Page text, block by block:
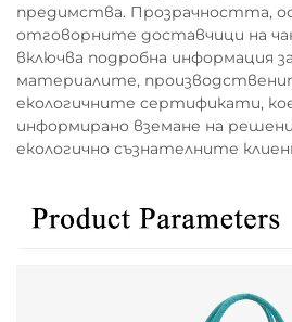
предимства. Прозрачността,
отговорните доставчици на
включва подробна информация
материалите,
екологичните сертификати,
информирано вземане на
екологично съзнателните